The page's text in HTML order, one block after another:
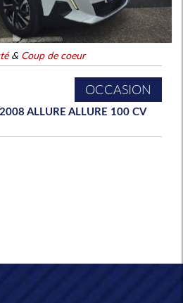
& Coup de coeur
OCCASION
ALLURE ALLURE 100 CV